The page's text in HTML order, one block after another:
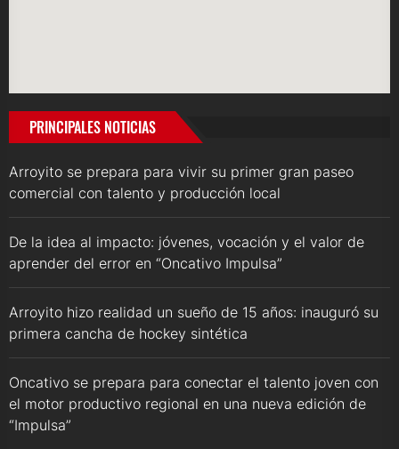
PRINCIPALES NOTICIAS
Arroyito se prepara para vivir su primer gran paseo
comercial con talento y producción local
De la idea al impacto: jóvenes, vocación y el valor de
aprender del error en “Oncativo Impulsa”
Arroyito hizo realidad un sueño de 15 años: inauguró su
primera cancha de hockey sintética
Oncativo se prepara para conectar el talento joven con
el motor productivo regional en una nueva edición de
“Impulsa”